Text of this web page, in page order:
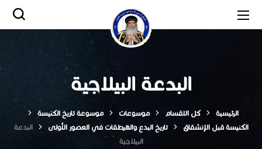
البدعة البيلاجية
الرئيسية كل الاقسام موسوعات
موسوعة تاريخ الكنيسة
الكنيسة قبل الإنشقاق
تاريخ البدع والهرطقات في العصور الأولى
البدعة
البيلاجية